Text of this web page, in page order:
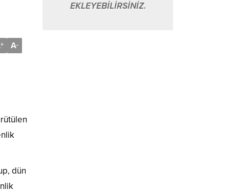
+ A-
dün
EKLEYEBİLİRSİNİZ.